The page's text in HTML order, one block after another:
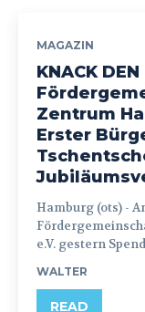
MAGAZIN
KNACK
Zentrum
Erster
Hamburg (ots) - Anlässlich ihres 50. Jubiläums lud die
e.V. gestern
WALTER
READ